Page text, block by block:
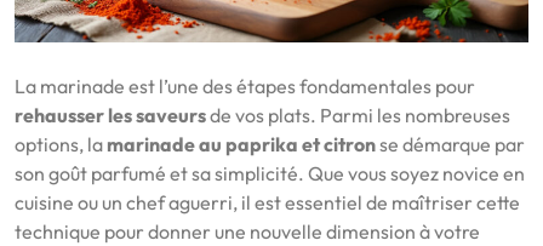
La marinade est l’une des étapes fondamentales pour
rehausser les saveursde vos plats. Parmi les nombreuses
options, la marinade au paprika et citronse démarque par
son goût parfumé et sa simplicité. Que vous soyez novice en
cuisine ou un chef aguerri, il est essentiel de maîtriser cette
technique pour donner une nouvelle dimension à votre